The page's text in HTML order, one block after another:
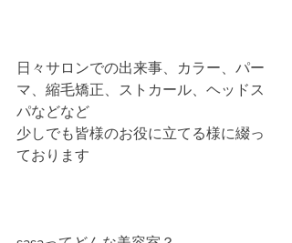
日々サロンでの出来事、カラー、パー
マ、縮毛矯正、ストカール、ヘッドス
パなどなど
少しでも皆様のお役に立てる様に綴っ
ております